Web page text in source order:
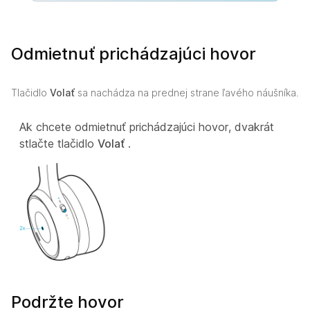
Odmietnuť prichádzajúci hovor
Tlačidlo Volať sa nachádza na prednej strane ľavého náušníka.
Ak chcete odmietnuť prichádzajúci hovor, dvakrát
stlačte tlačidlo Volať .
Podržte hovor